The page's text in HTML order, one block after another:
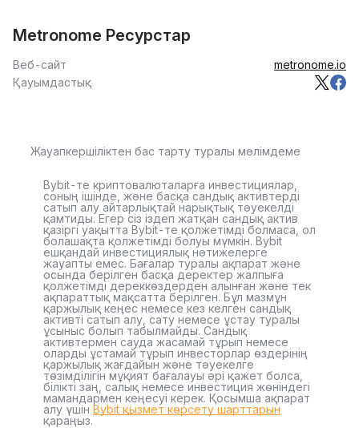
Metronome Ресурстар
Веб-сайт
metronome.io
Қауымдастық
Жауапкершіліктен бас тарту туралы мәлімдеме
Bybit-те криптовалюталарға инвестициялар,
соның ішінде, және басқа сандық активтерді
сатып алу айтарлықтай нарықтық тәуекелді
қамтиды. Егер сіз іздеп жатқан сандық актив
қазіргі уақытта Bybit-те қолжетімді болмаса, ол
болашақта қолжетімді болуы мүмкін. Bybit
ешқандай инвестициялық нәтижелерге
жауапты емес. Бағалар туралы ақпарат және
осында берілген басқа деректер жалпыға
қолжетімді дереккөздерден алынған және тек
ақпараттық мақсатта берілген. Бұл мазмұн
қаржылық кеңес немесе кез келген сандық
активті сатып алу, сату немесе ұстау туралы
ұсыныс болып табылмайды. Сандық
активтермен сауда жасамай тұрып немесе
оларды ұстамай тұрып инвесторлар өздерінің
қаржылық жағдайын және тәуекелге
төзімділігін мұқият бағалауы әрі қажет болса,
білікті заң, салық немесе инвестиция жөніндегі
мамандармен кеңесуі керек. Қосымша ақпарат
алу үшін Bybit қызмет көрсету шарттарын
қараңыз.